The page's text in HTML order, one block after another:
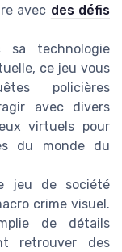
avec des défis
technologie
ce jeu vous
policières
avec divers
virtuels pour
du monde du
jeu de société
crime visuel.
de détails
retrouver des